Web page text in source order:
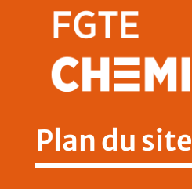
Plan du site